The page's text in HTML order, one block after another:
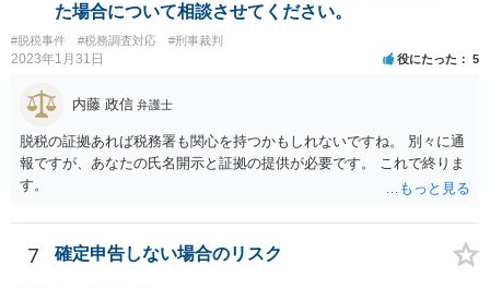
た場合について相談させてください。
#脱税事件 #税務調査対応 #刑事裁判
2023年1月31日 役にたった 5
内藤 政信 弁護士
脱税の証拠あれば税務署も関心を持つかもしれないですね。 別々に通
報ですが、あなたの氏名開示と証拠の提供が必要です。 これで終りま
す。
7 確定申告しない場合のリスク